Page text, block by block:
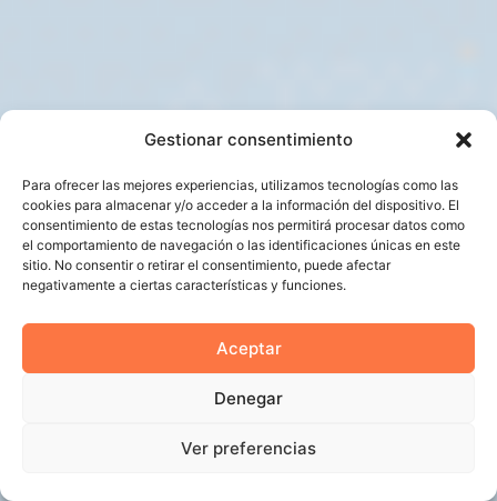
Gestionar consentimiento
Para ofrecer las mejores experiencias, utilizamos tecnologías como las
cookies para almacenar y/o acceder a la información del dispositivo. El
consentimiento de estas tecnologías nos permitirá procesar datos como
el comportamiento de navegación o las identificaciones únicas en este
sitio. No consentir o retirar el consentimiento, puede afectar
negativamente a ciertas características y funciones.
Aceptar
Denegar
Ver preferencias